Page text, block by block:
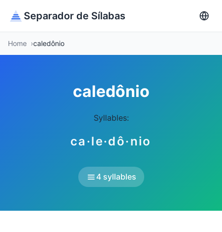
Separador de Sílabas
Home caledônio
caledônio
Syllables:
ca·le·dô·nio
4 syllables